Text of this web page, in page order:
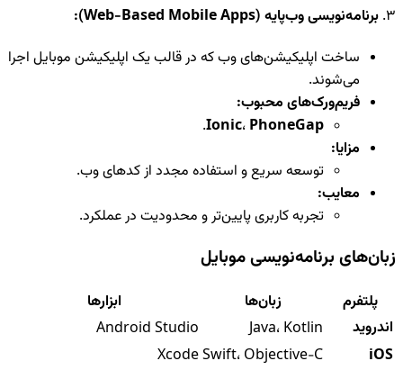
3. برنامه‌نویسی وب‌پایه (Web-Based Mobile Apps):
ساخت اپلیکیشن‌های وب که در قالب یک اپلیکیشن موبایل اجرا
می‌شوند.
فریم‌ورک‌های محبوب:
Ionic، PhoneGap
.
مزایا:
توسعه سریع و استفاده مجدد از کدهای وب.
معایب:
تجربه کاربری پایین‌تر و محدودیت در عملکرد.
زبان‌های برنامه‌نویسی موبایل
پلتفرم زبان‌ها
ابزارها
اندروید
Java، Kotlin
Android Studio
iOS
Swift، Objective-CXcode